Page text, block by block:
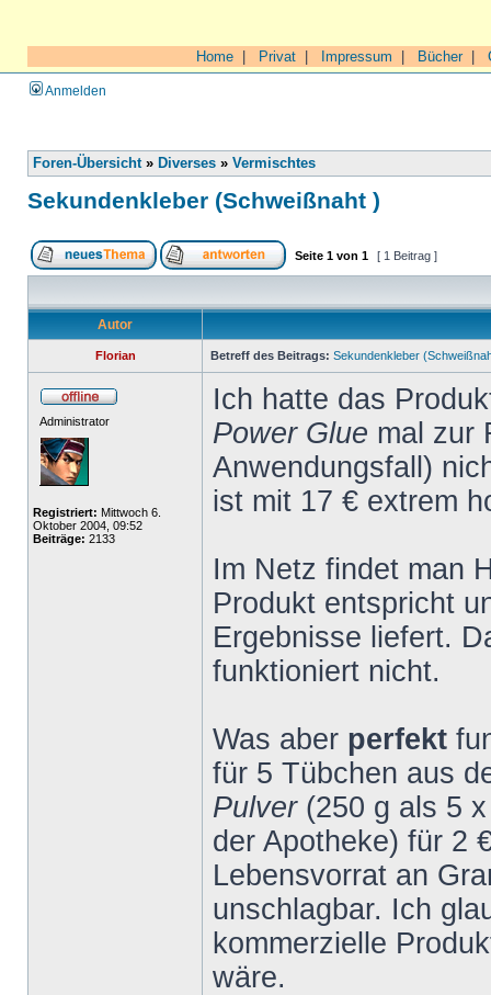
Home Privat Impressum Bücher|
Anmelden
Foren-Übersicht» Diverses » Vermischtes
Sekundenkleber (Schweißnaht )
Seite 1 von 1 [ 1 Beitrag ]
Autor
Florian Betreff des Beitrags: Sekundenkleber
Administrator
Registriert: Mittwoch 6.
Oktober 2004, 09:52
Beiträge: 2133
Ich hatte das
Power Glue mal zur
Anwendungsfall)
ist mit 17 € extrem
Im Netz findet man
Produkt entspricht
Ergebnisse liefert.
funktioniert nicht.
Was aber perfekt
für 5 Tübchen aus
Pulver(250 g als 5 x
der Apotheke) für 2
Lebensvorrat an
unschlagbar. Ich
kommerzielle
wäre.